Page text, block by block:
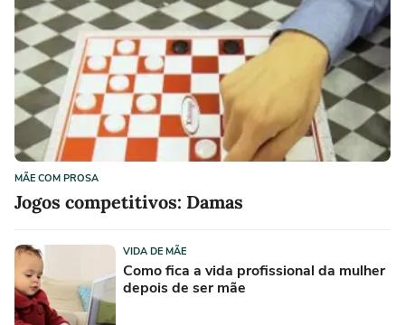
MÃE COM PROSA
Jogos competitivos: Damas
VIDA DE MÃE
Como fica a vida profissional da mulher
depois de ser mãe